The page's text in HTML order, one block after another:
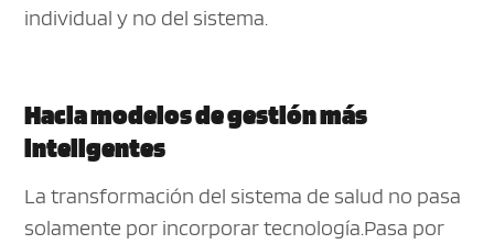
individual y no del sistema.
Hacia modelos de gestión más
inteligentes
La transformación del sistema de salud no pasa
solamente por incorporar tecnología.Pasa por